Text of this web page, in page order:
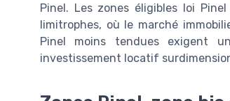
Pinel. Les zones éligibles loi
limitrophes, où le marché
Pinel moins tendues exigent
investissement locatif